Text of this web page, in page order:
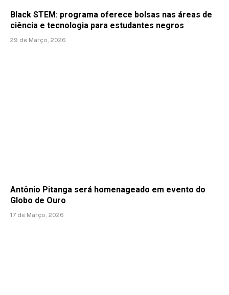
Black STEM: programa oferece bolsas nas áreas de
ciência e tecnologia para estudantes negros
29 de Março, 2026
Antônio Pitanga será homenageado em evento do
Globo de Ouro
17 de Março, 2026